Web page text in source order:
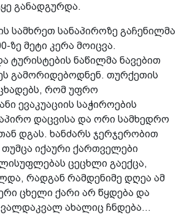
განადგურდა.
სამხრეთ სანაპიროზე გაჩენილმა
ზე მეტი კერა მოიცვა.
ტურისტების ნაწილმა ნავებით
გამორიდებოდნენ. თურქეთის
რომ უფრო
ევაკუაციის საჭიროების
დაცვისა და ორი სამხედრო
დგას. ხანძარს ჯერჯერობით
იქაური ქართველები
ცეცხლი გაექცა,
რადგან რამდენიმე დღეა ამ
ცხელი ქარი არ წყდება და
ახალიც ჩნდება...